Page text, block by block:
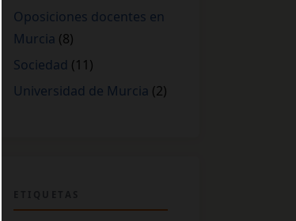
Oposiciones docentes en
Murcia (8)
Sociedad (11)
Universidad de Murcia (2)